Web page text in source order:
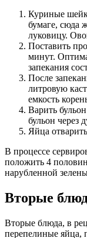
Куриные
бумаге, сюда
луковицу.
Поставить
минут.
запекания
После
литровую
емкость
Варить
бульон через
Яйца
В процессе
положить 4
нарубленной
Вторые
Вторые блюда, в
перепелиные яйца,